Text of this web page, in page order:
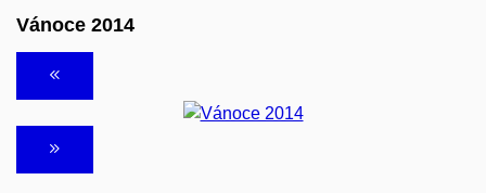
Vánoce 2014